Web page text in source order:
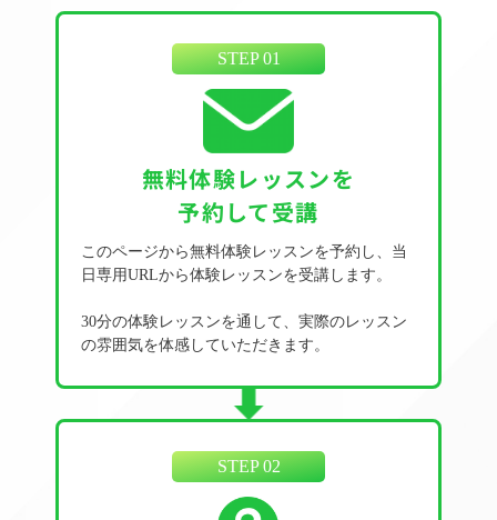
STEP 01
無料体験レッスンを
予約して受講
このページから無料体験レッスンを予約し、当
日専用URLから体験レッスンを受講します。
30分の体験レッスンを通して、実際のレッスン
の雰囲気を体感していただきます。
STEP 02